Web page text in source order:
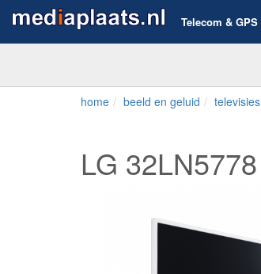
Telecom & GPS
home beeld en geluid televisies
LG 32LN5778